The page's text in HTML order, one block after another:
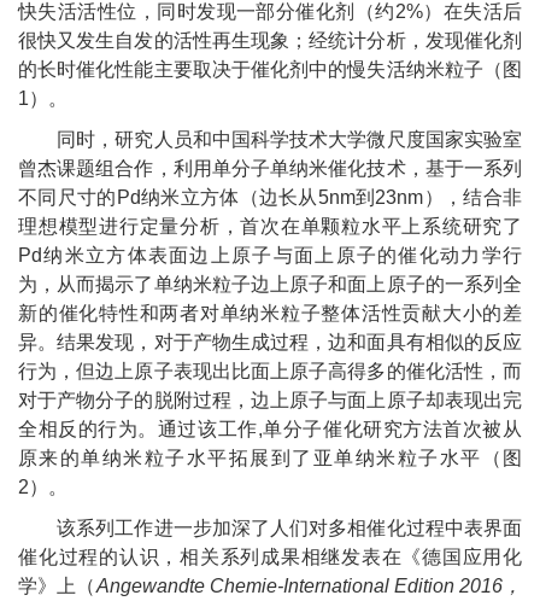
快失活活性位，同时发现一部分催化剂（约2%）在失活后
很快又发生自发的活性再生现象；经统计分析，发现催化剂
的长时催化性能主要取决于催化剂中的慢失活纳米粒子（图
1）。
同时，研究人员和中国科学技术大学微尺度国家实验室
曾杰课题组合作，利用单分子单纳米催化技术，基于一系列
不同尺寸的 Pd纳米立方体（边长从5nm到23nm），结合非
理想模型进行定量分析，首次在单颗粒水平上系统研究了
Pd纳米立方体表面边上原子与面上原子的催化动力学行
为，从而揭示了单纳米粒子边上原子和面上原子的一系列全
新的催化特性和两者对单纳米粒子整体活性贡献大小的差
异。结果发现，对于产物生成过程，边和面具有相似的反应
行为，但边上原子表现出比面上原子高得多的催化活性，而
对于产物分子的脱附过程，边上原子与面上原子却表现出完
全相反的行为。通过该工作,单分子催化研究方法首次被从
原来的单纳米粒子水平拓展到了亚单纳米粒子水平（图
2）。
该系列工作进一步加深了人们对多相催化过程中表界面
催化过程的认识，相关系列成果相继发表在《德国应用化
学》上（Angewandte Chemie-International Edition 2016，